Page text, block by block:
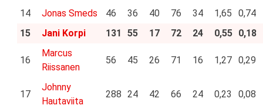
14 Jonas Smeds 46 36 40 76 34 1,65
0,74
15
Jani Korpi 131 55 17 72 24 0,55 0,18
16
Marcus
Riissanen
56 45 26 71 16 1,27 0,29
17
Johnny
Hautaviita
288 24 42 66 24 0,23 0,08